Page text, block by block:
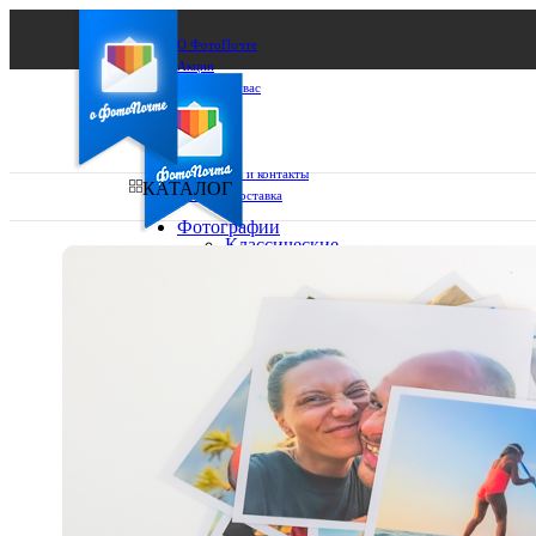
О ФотоПочте
Акции
Сделаем за вас
Бизнесу
FAQ
Франшиза
Поддержка и контакты
Оплата и доставка
Выберите из списка:
КАТАЛОГ
Фотографии
Классические
10х15
15х15
15х20
20х20
20х30
30х30
30х40
Фото
в